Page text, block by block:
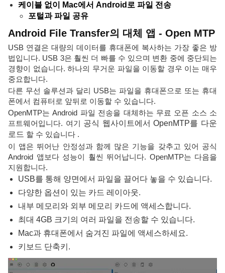
케이블 없이 Mac에서 Android로 파일 전송
포털과 파일 공유
Android File Transfer의 대체 앱 - Open MTP
USB 연결은 대량의 데이터를 휴대폰에 복사하는 가장 좋은 방
법입니다. USB 3은 훨씬 더 빠를 수 있으며 변환 중에 중단되는
경향이 없습니다. 하나의 무거운 파일을 이동할 경우 이는 매우
중요합니다.
다른 무선 솔루션과 달리 USB는 파일을 휴대폰으로 또는 휴대
폰에서 컴퓨터로 앞뒤로 이동할 수 있습니다.
OpenMTP는 Android 파일 전송을 대체하는 무료 오픈 소스 소
프트웨어입니다. 여기 공식 웹사이트에서 OpenMTP를 다운
로드 할 수 있습니다 .
이 앱은 뛰어난 안정성과 함께 많은 기능을 갖추고 있어 공식
Android 앱보다 성능이 훨씬 뛰어납니다. OpenMTP는 다음을
지원합니다.
USB를 통해 양면에서 파일을 끌어다 놓을 수 있습니다.
다양한 옵션이 있는 카드 레이아웃.
내부 메모리와 외부 메모리 카드에 액세스합니다.
최대 4GB 크기의 여러 파일을 전송할 수 있습니다.
Mac과 휴대폰에서 숨겨진 파일에 액세스하세요.
키보드 단축키.